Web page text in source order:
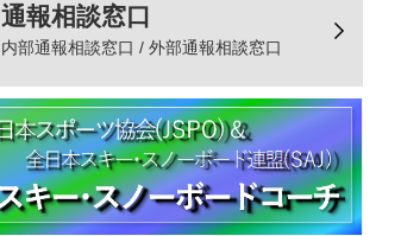
通報相談窓口
内部通報相談窓口 / 外部通報相談窓口